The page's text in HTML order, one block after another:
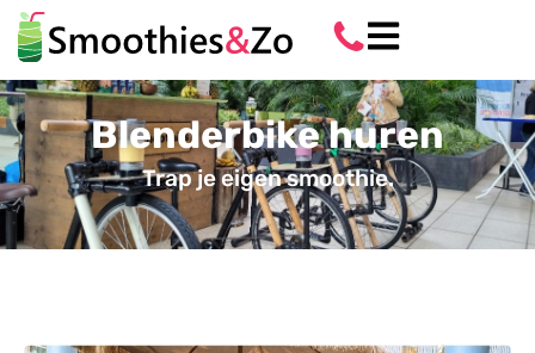
Blenderbike huren
Trap je eigen smoothie.